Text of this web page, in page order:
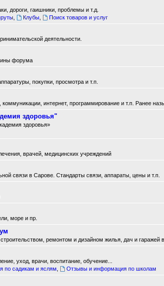
дороги, гаишники, проблемы и т.д.
Клубы Поиск товаров и услуг
деятельности.
форума
покупки, просмотра и т.п.
интернет, программирование и т.п. Ранее
здоровья"
здоровья»
врачей, медицинских учреждений
связи в Сарове. Стандарты связи, аппараты, цены и т.п.
море и пр.
ремонтом и дизайном жилья, дач и гаражей
уход, врачи, воспитание, обучение...
по садикам и яслям Отзывы и информация по школам